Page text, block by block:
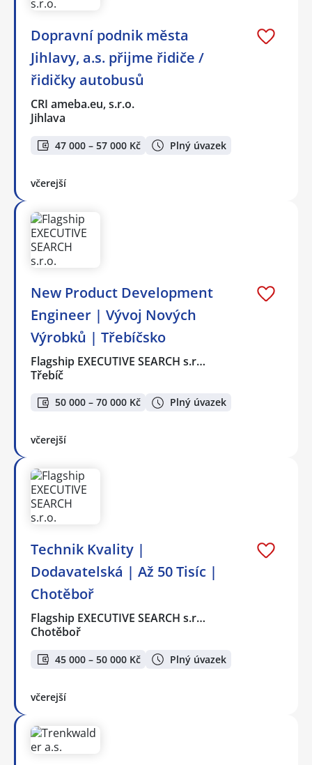
Dopravní podnik města
Jihlavy, a.s. přijme řidiče /
řidičky autobusů
CRI ameba.eu, s.r.o.
Jihlava
47 000 – 57 000 Kč Plný úvazek
včerejší
New Product Development
Engineer | Vývoj Nových
Výrobků | Třebíčsko
Flagship EXECUTIVE SEARCH s.r…
Třebíč
50 000 – 70 000 Kč Plný úvazek
včerejší
Technik Kvality |
Dodavatelská | Až 50 Tisíc |
Chotěboř
Flagship EXECUTIVE SEARCH s.r…
Chotěboř
45 000 – 50 000 Kč Plný úvazek
včerejší